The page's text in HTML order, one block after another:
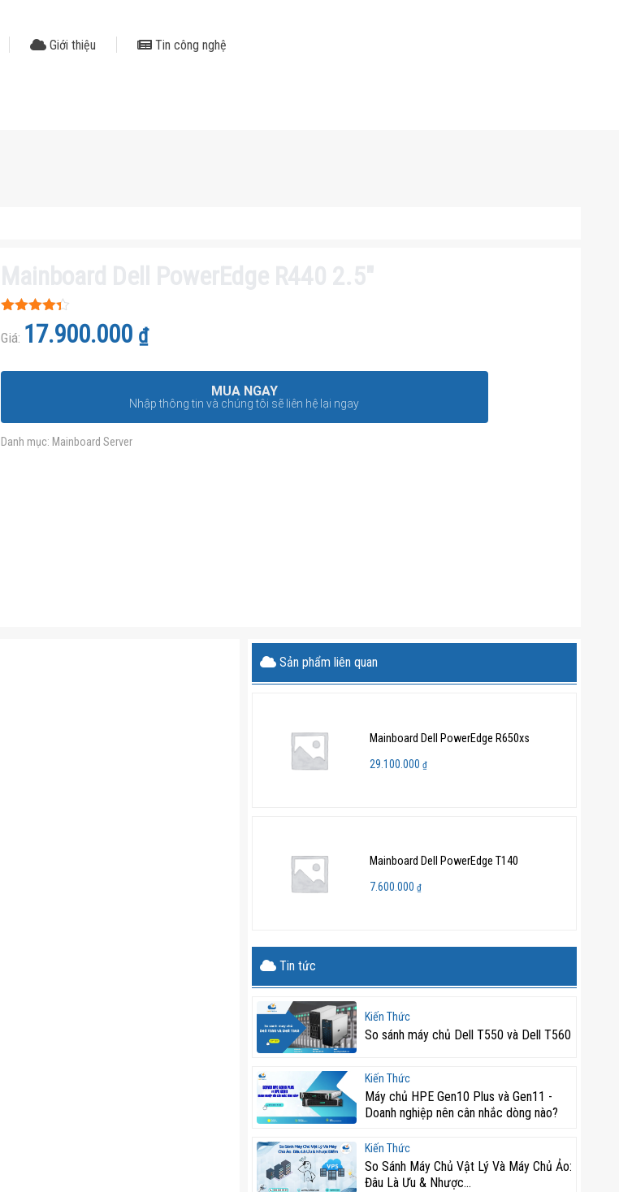
Giới thiệu Tin công nghệ
Được xếp
hạng
4.3
Giá: 17.900.000 ₫
MUA NGAY
Nhập thông tin và chúng tôi sẽ liên hệ lại ngay
Danh mục: Mainboard Server
Sản phẩm liên quan
Mainboard Dell PowerEdge R650xs
29.100.000₫
Mainboard Dell PowerEdge T140
7.600.000₫
Tin tức
Kiến Thức
So sánh máy chủ Dell T550 và Dell T560
Kiến Thức
Máy chủ HPE Gen10 Plus và Gen11 -
Doanh nghiệp nên cân nhắc dòng nào?
Kiến Thức
So Sánh Máy Chủ Vật Lý Và Máy Chủ Ảo:
Đâu Là Ưu & Nhược...